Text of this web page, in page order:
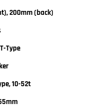
200mm (back)
Type
10-52t